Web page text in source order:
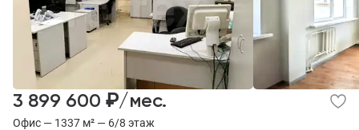
Офис — 1337 м² — 6/8 этаж
3 899 600 ₽/мес.